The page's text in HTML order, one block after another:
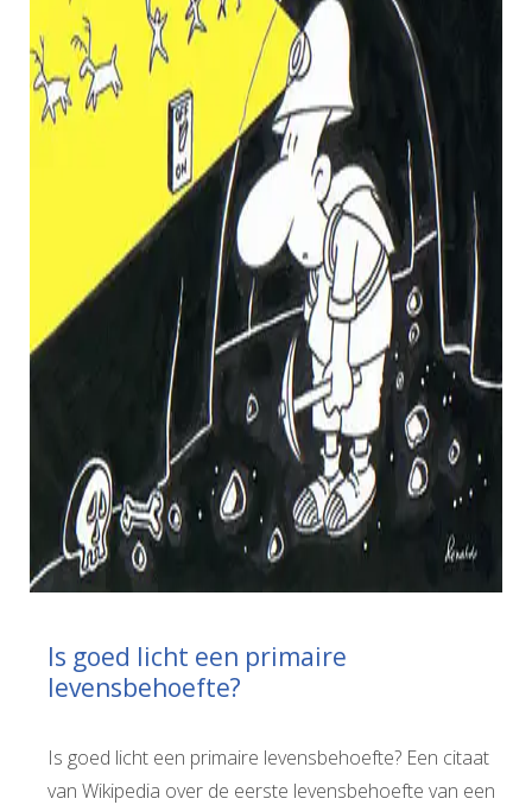
Is goed licht een primaire
levensbehoefte?
Is goed licht een primaire levensbehoefte? Een citaat
van Wikipedia over de eerste levensbehoefte van een